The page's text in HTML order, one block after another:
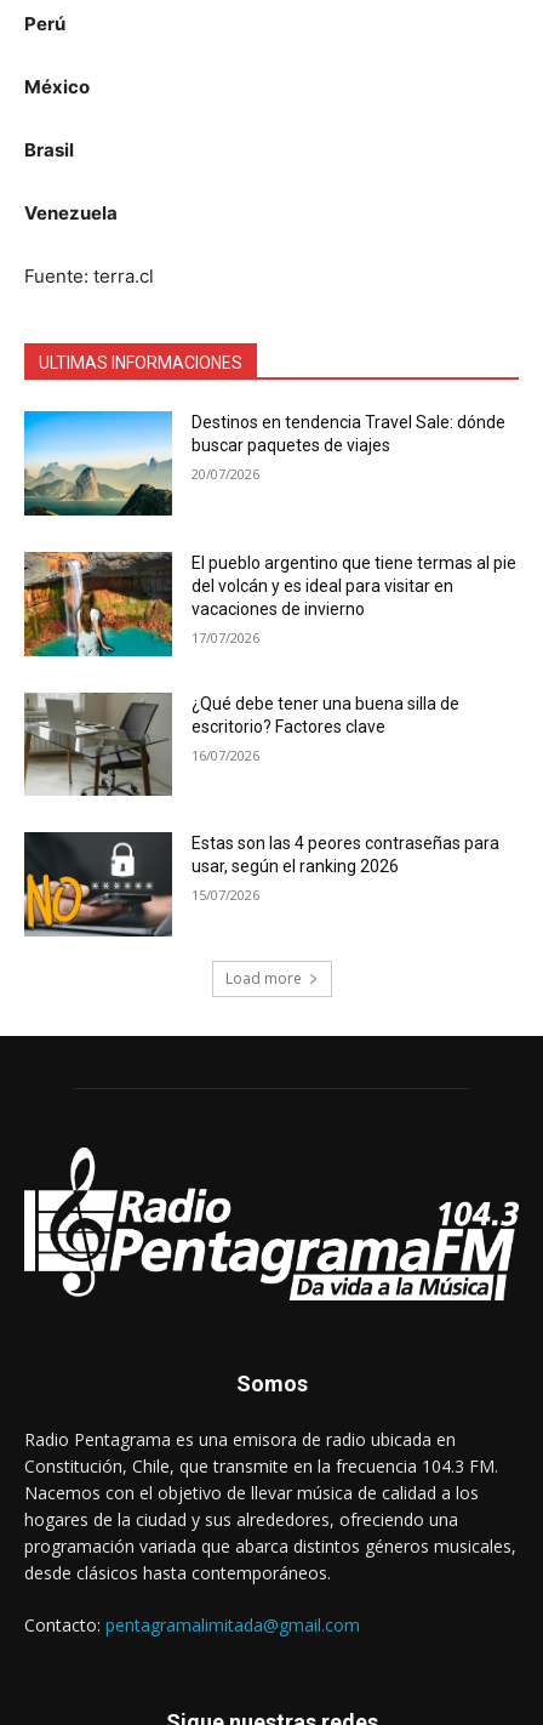
Somos
Radio Pentagrama es una emisora de radio ubicada en
Constitución, Chile, que transmite en la frecuencia 104.3 FM.
Nacemos con el objetivo de llevar música de calidad a los
hogares de la ciudad y sus alrededores, ofreciendo una
programación variada que abarca distintos géneros musicales,
desde clásicos hasta contemporáneos.
Contacto: pentagramalimitada@gmail.com